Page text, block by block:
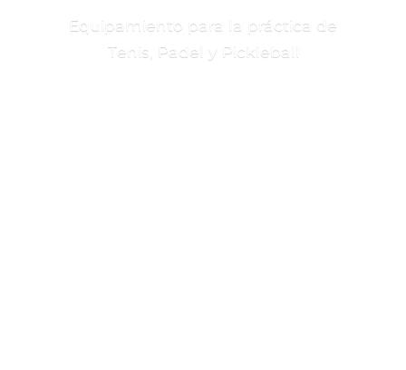
Equipamiento para la práctica de
Tenis, Padel
y Pickleball